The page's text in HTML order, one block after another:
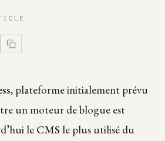
, plateforme initialement prévu
un moteur de blogue est
le CMS le plus utilisé du